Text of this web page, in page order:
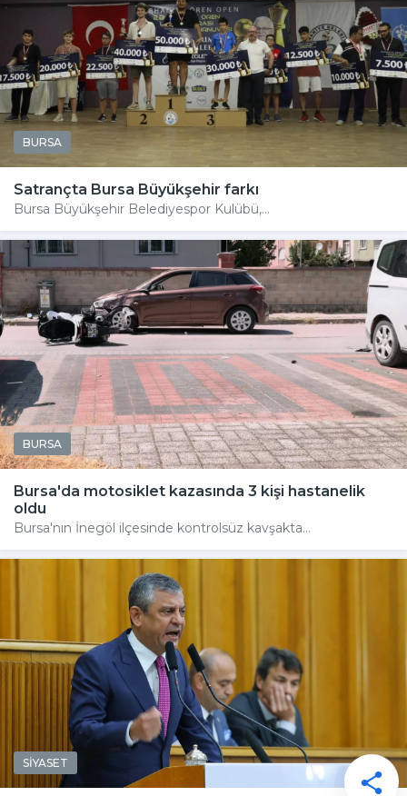
BURSA
Satrançta Bursa Büyükşehir farkı
Bursa Büyükşehir Belediyespor Kulübü,...
BURSA
Bursa'da motosiklet kazasında 3 kişi hastanelik
oldu
Bursa'nın İnegöl ilçesinde kontrolsüz kavşakta...
SİYASET